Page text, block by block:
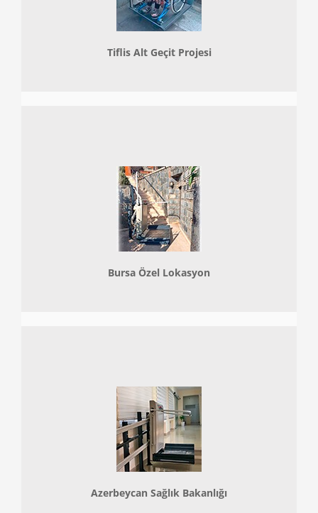
Tiflis Alt Geçit Projesi
Bursa Özel Lokasyon
Azerbeycan Sağlık Bakanlığı